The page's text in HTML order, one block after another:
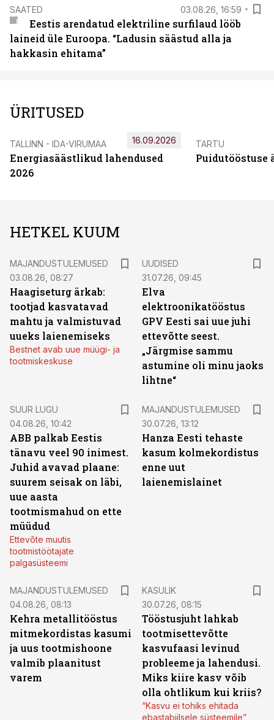
SAATED 03.08.26, 16:59
Eestis arendatud elektriline surfilaud lööb
laineid üle Euroopa. “Ladusin säästud alla ja
hakkasin ehitama”
ÜRITUSED
TALLINN - IDA-VIRUMAA
Energiasäästlikud lahendused
2026
16.09.2026 TARTU
Puidutööstuse
HETKEL KUUM
MAJANDUSTULEMUSED
03.08.26, 08:27
Haagiseturg ärkab:
tootjad kasvatavad
mahtu ja valmistuvad
uueks laienemiseks
Bestnet avab uue müügi- ja
tootmiskeskuse
UUDISED
31.07.26, 09:45
Elva
elektroonikatööstus
GPV Eesti sai uue juhi
ettevõtte seest.
„Järgmise sammu
astumine oli minu jaoks
lihtne“
SUUR LUGU
04.08.26, 10:42
ABB palkab Eestis
tänavu veel 90 inimest.
Juhid avavad plaane:
suurem seisak on läbi,
uue aasta
tootmismahud on ette
müüdud
Ettevõte muutis
tootmistöötajate
palgasüsteemi
MAJANDUSTULEMUSED
30.07.26, 13:12
Hanza Eesti tehaste
kasum kolmekordistus
enne uut
laienemislainet
MAJANDUSTULEMUSED
04.08.26, 08:13
Kehra metallitööstus
mitmekordistas kasumi
ja uus tootmishoone
valmib plaanitust
varem
KASULIK
30.07.26, 08:15
Tööstusjuht lahkab
tootmisettevõtte
kasvufaasi levinud
probleeme ja lahendusi.
Miks kiire kasv võib
olla ohtlikum kui kriis?
“Kasvu ei tohiks ehitada
ebastabiilsele süsteemile”